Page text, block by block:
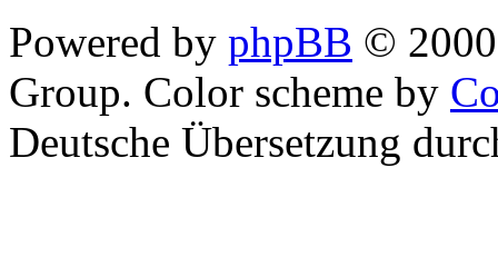
Powered by phpBB ©
Group. Color scheme by
Deutsche Übersetzung